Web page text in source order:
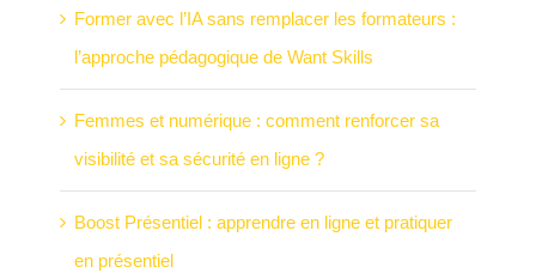
Former avec l’IA sans remplacer les formateurs :
l’approche pédagogique de Want Skills
Femmes et numérique : comment renforcer sa
visibilité et sa sécurité en ligne ?
Boost Présentiel : apprendre en ligne et pratiquer
en présentiel